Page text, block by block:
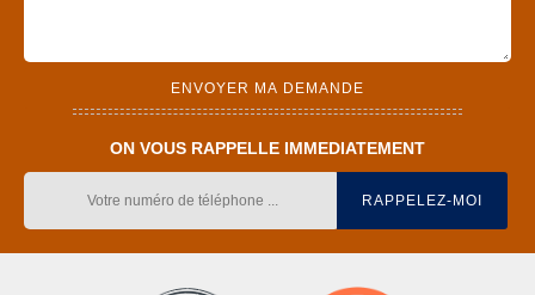
ON VOUS RAPPELLE IMMEDIATEMENT